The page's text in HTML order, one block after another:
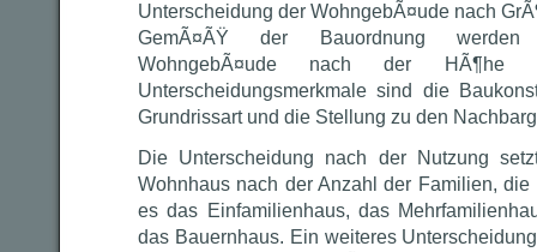
Unterscheidung der WohngebÃ¤ude nach
GemÃ¤ÃŸ der Bauordnung werden
WohngebÃ¤ude nach der HÃ¶he
Unterscheidungsmerkmale sind die
Grundrissart und die Stellung zu den
Die Unterscheidung nach der Nutzung
Wohnhaus nach der Anzahl der Familien,
es das Einfamilienhaus, das
das Bauernhaus. Ein weiteres